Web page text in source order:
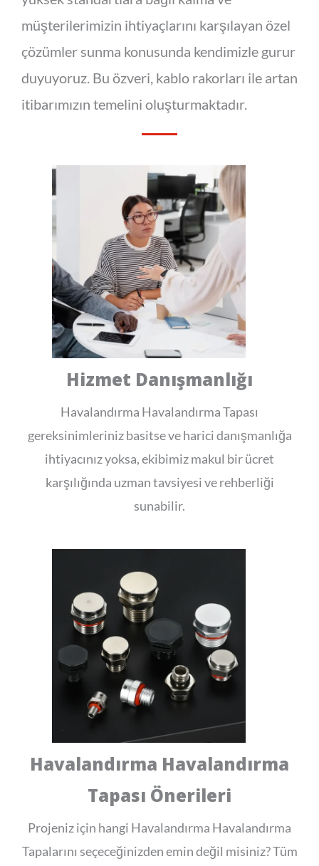
müşterilerimizin ihtiyaçlarını karşılayan özel
çözümler sunma konusunda kendimizle gurur
duyuyoruz. Bu özveri, kablo rakorları ile artan
itibarımızın temelini oluşturmaktadır.
Hizmet Danışmanlığı
Havalandırma Havalandırma Tapası
gereksinimleriniz basitse ve harici danışmanlığa
ihtiyacınız yoksa, ekibimiz makul bir ücret
karşılığında uzman tavsiyesi ve rehberliği
sunabilir.
Havalandırma Havalandırma
Tapası Önerileri
Projeniz için hangi Havalandırma Havalandırma
Tapalarını seçeceğinizden emin değil misiniz? Tüm